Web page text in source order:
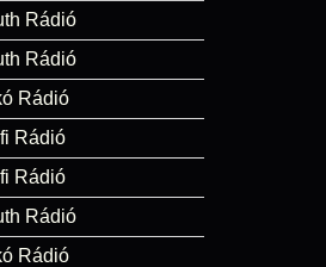
Rádió
Rádió
Rádió
Rádió
Rádió
Rádió
Rádió